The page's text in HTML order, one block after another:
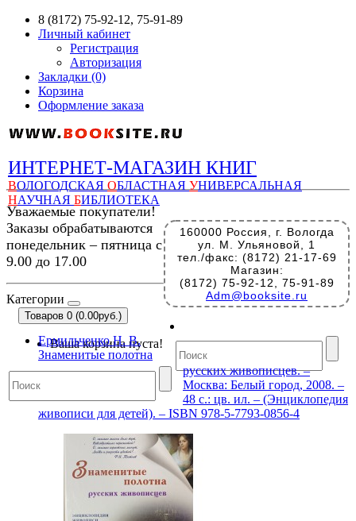
8 (8172) 75-92-12, 75-91-89
Личный кабинет
Регистрация
Авторизация
Закладки (0)
Корзина
Оформление заказа
ИНТЕРНЕТ-МАГАЗИН КНИГ
ВОЛОГОДСКАЯ ОБЛАСТНАЯ УНИВЕРСАЛЬНАЯ
НАУЧНАЯ БИБЛИОТЕКА
160000 Россия, г. Вологда
ул. М. Ульяновой, 1
тел./факс: (8172) 21-17-69
Магазин:
(8172) 75-92-12, 75-91-89
Adm@booksite.ru
Уважаемые покупатели!
Заказы обрабатываются
понедельник – пятница с
9.00 до 17.00
Категории
Товаров 0 (0.00руб.)
Ваша корзина пуста!
Ермильченко Н. В.
Знаменитые полотна
русских живописцев. –
Москва: Белый город, 2008. –
48 с.: цв. ил. – (Энциклопедия
живописи для детей). – ISBN 978-5-7793-0856-4